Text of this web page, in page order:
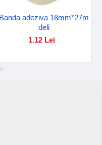
Banda adeziva 18mm*27m
deli
1.12 Lei